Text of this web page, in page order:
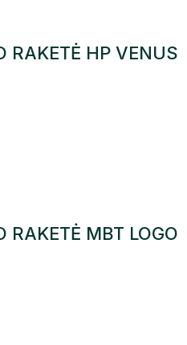
RAKETĖ HP VENUS
RAKETĖ MBT LOGO